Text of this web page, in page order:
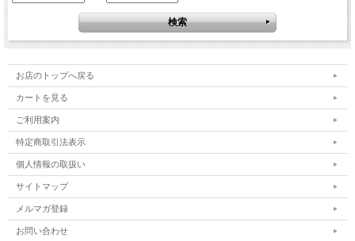
お店のトップへ戻る
カートを見る
ご利用案内
特定商取引法表示
個人情報の取扱い
サイトマップ
メルマガ登録
お問い合わせ